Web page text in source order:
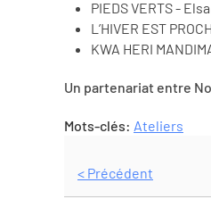
PIEDS VERTS -
L’HIVER EST
KWA HERI
Un partenariat entre
Mots-clés: Ateliers
< Précédent